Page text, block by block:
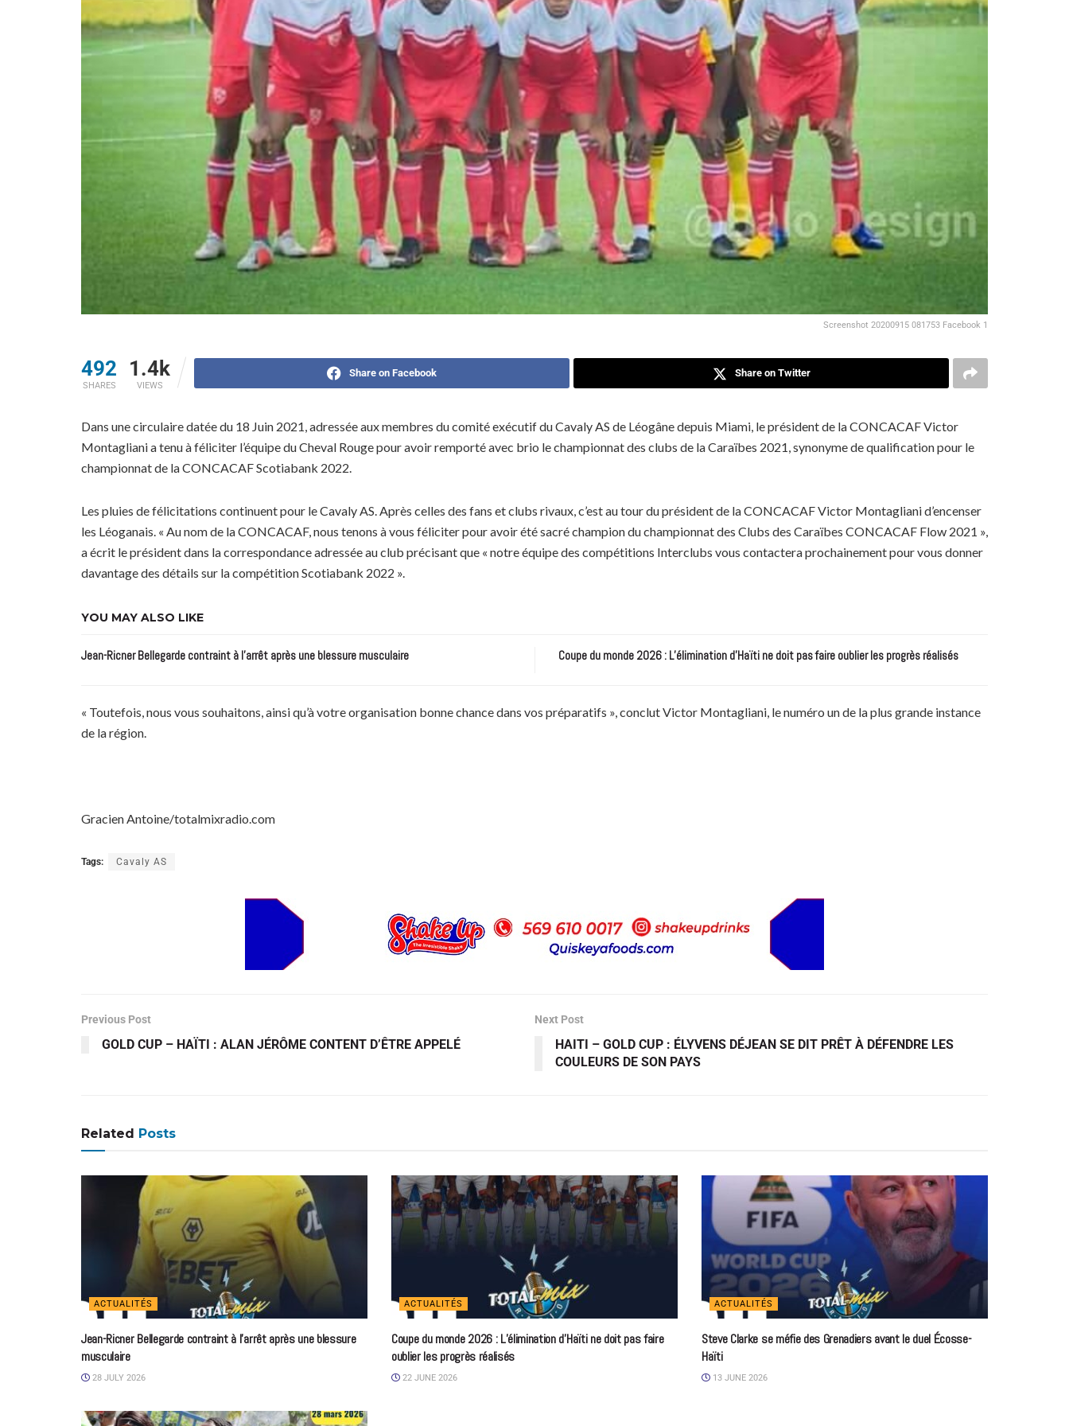
Screenshot 20200915 081753 Facebook 1
492
SHARES
1.4k
VIEWS
Share on Facebook Share on Twitter
Dans une circulaire datée du 18 Juin 2021, adressée aux membres du comité exécutif du Cavaly AS de Léogâne depuis Miami, le président de la CONCACAF Victor
Montagliani a tenu à féliciter l’équipe du Cheval Rouge pour avoir remporté avec brio le championnat des clubs de la Caraïbes 2021, synonyme de qualification pour le
championnat de la CONCACAF Scotiabank 2022.
Les pluies de félicitations continuent pour le Cavaly AS. Après celles des fans et clubs rivaux, c’est au tour du président de la CONCACAF Victor Montagliani d’encenser
les Léoganais. « Au nom de la CONCACAF, nous tenons à vous féliciter pour avoir été sacré champion du championnat des Clubs des Caraïbes CONCACAF Flow 2021 »,
a écrit le président dans la correspondance adressée au club précisant que « notre équipe des compétitions Interclubs vous contactera prochainement pour vous donner
davantage des détails sur la compétition Scotiabank 2022 ».
YOU MAY ALSO LIKE
Jean-Ricner Bellegarde contraint à l’arrêt après une blessure musculaire Coupe du monde 2026 : L’élimination d’Haïti ne doit pas faire oublier les progrès réalisés
« Toutefois, nous vous souhaitons, ainsi qu’à votre organisation bonne chance dans vos préparatifs », conclut Victor Montagliani, le numéro un de la plus grande instance
de la région.
Gracien Antoine/totalmixradio.com
Tags: Cavaly AS
Previous Post
GOLD CUP – HAÏTI : ALAN JÉRÔME CONTENT D’ÊTRE APPELÉ
Next Post
HAITI – GOLD CUP : ÉLYVENS DÉJEAN SE DIT PRÊT À DÉFENDRE LES
COULEURS DE SON PAYS
Related Posts
ACTUALITÉS
Jean-Ricner Bellegarde contraint à l’arrêt après une blessure
musculaire
28 JULY 2026
ACTUALITÉS
Coupe du monde 2026 : L’élimination d’Haïti ne doit pas faire
oublier les progrès réalisés
22 JUNE 2026
ACTUALITÉS
Steve Clarke se méfie des Grenadiers avant le duel Écosse-
Haïti
13 JUNE 2026